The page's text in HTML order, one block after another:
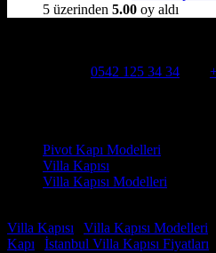
5 üzerinden 5.00 oy aldı
0542 125 34 34
Pivot Kapı Modelleri
Villa Kapısı
Villa Kapısı Modelleri
Villa Kapısı
Villa Kapısı Modelleri
Kapı
İstanbul Villa Kapısı Fiyatları